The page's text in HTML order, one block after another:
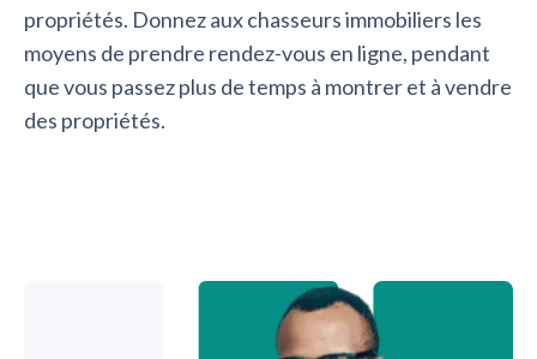
propriétés. Donnez aux chasseurs immobiliers les
moyens de prendre rendez-vous en ligne, pendant
que vous passez plus de temps à montrer et à vendre
des propriétés.